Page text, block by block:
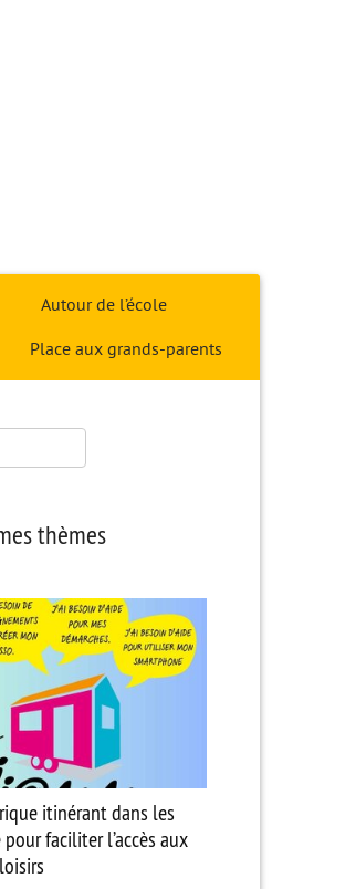
Autour de l’école
Place aux grands-parents
thèmes
itinérant dans les
pour faciliter l’accès aux